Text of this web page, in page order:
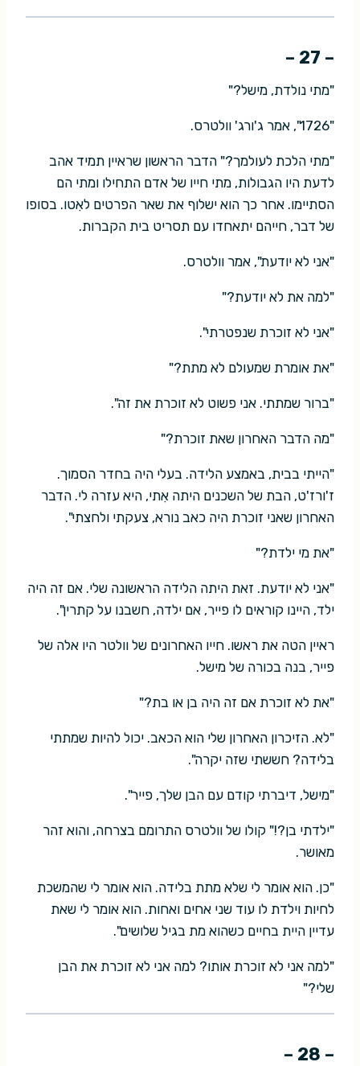
– 27 –
"מתי נולדת, מישל?"
"1726", אמר ג'ורג' וולטרס.
"מתי הלכת לעולמך?" הדבר הראשון שראיין תמיד אהב
לדעת היו הגבולות, מתי חייו של אדם התחילו ומתי הם
הסתיימו. אחר כך הוא ישלוף את שאר הפרטים לאִטו. בסופו
של דבר, חייהם יתאחדו עם תסריט בית הקברות.
"אני לא יודעת", אמר וולטרס.
"למה את לא יודעת?"
"אני לא זוכרת שנפטרתי".
"את אומרת שמעולם לא מתת?"
"ברור שמתתי. אני פשוט לא זוכרת את זה".
"מה הדבר האחרון שאת זוכרת?"
"הייתי בבית, באמצע הלידה. בעלי היה בחדר הסמוך.
ז'ורז'ט, הבת של השכנים היתה אִתי, היא עזרה לי. הדבר
האחרון שאני זוכרת היה כאב נורא, צעקתי ולחצתי".
"את מי ילדת?"
"אני לא יודעת. זאת היתה הלידה הראשונה שלי. אם זה היה
ילד, היינו קוראים לו פייר, אם ילדה, חשבנו על קתרין".
ראיין הטה את ראשו. חייו האחרונים של וולטר היו אלה של
פייר, בנה בכורה של מישל.
"את לא זוכרת אם זה היה בן או בת?"
"לא. הזיכרון האחרון שלי הוא הכאב. יכול להיות שמתתי
בלידה? חששתי שזה יקרה".
"מישל, דיברתי קודם עם הבן שלך, פייר".
"ילדתי בן?!" קולו של וולטרס התרומם בצרחה, והוא זהר
מאושר.
"כן. הוא אומר לי שלא מתת בלידה. הוא אומר לי שהמשכת
לחיות וילדת לו עוד שני אחים ואחות. הוא אומר לי שאת
עדיין היית בחיים כשהוא מת בגיל שלושים".
"למה אני לא זוכרת אותו? למה אני לא זוכרת את הבן
שלי?"
– 28 –